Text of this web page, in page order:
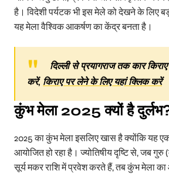
है। विदेशी पर्यटक भी इस मेले को देखने के लिए
यह मेला वैश्विक आकर्षण का केंद्र बनता है।
दिल्ली से प्रयागराज तक कार
करें, किराए पर लेने के लिए यहां क्लिक करें
कुंभ मेला 2025क्यों है दुर्लभ
2025 का कुंभ मेला इसलिए खास है क्योंकि यह एक
आयोजित हो रहा है। ज्योतिषीय दृष्टि से, जब
सूर्य मकर राशि में प्रवेश करते हैं, तब कुंभ मेला